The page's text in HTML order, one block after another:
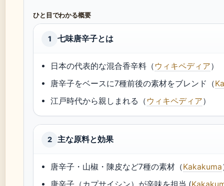
ひと目でわかる概要
1 七味唐辛子とは
日本の代表的な混合香辛料（ ウィキペディア）
唐辛子をベースに7種前後の素材をブレンド（
江戸時代から親しまれる（ ウィキペディア）
2 主な原料と効果
唐辛子・山椒・陳皮など7種の素材（Kakakuma